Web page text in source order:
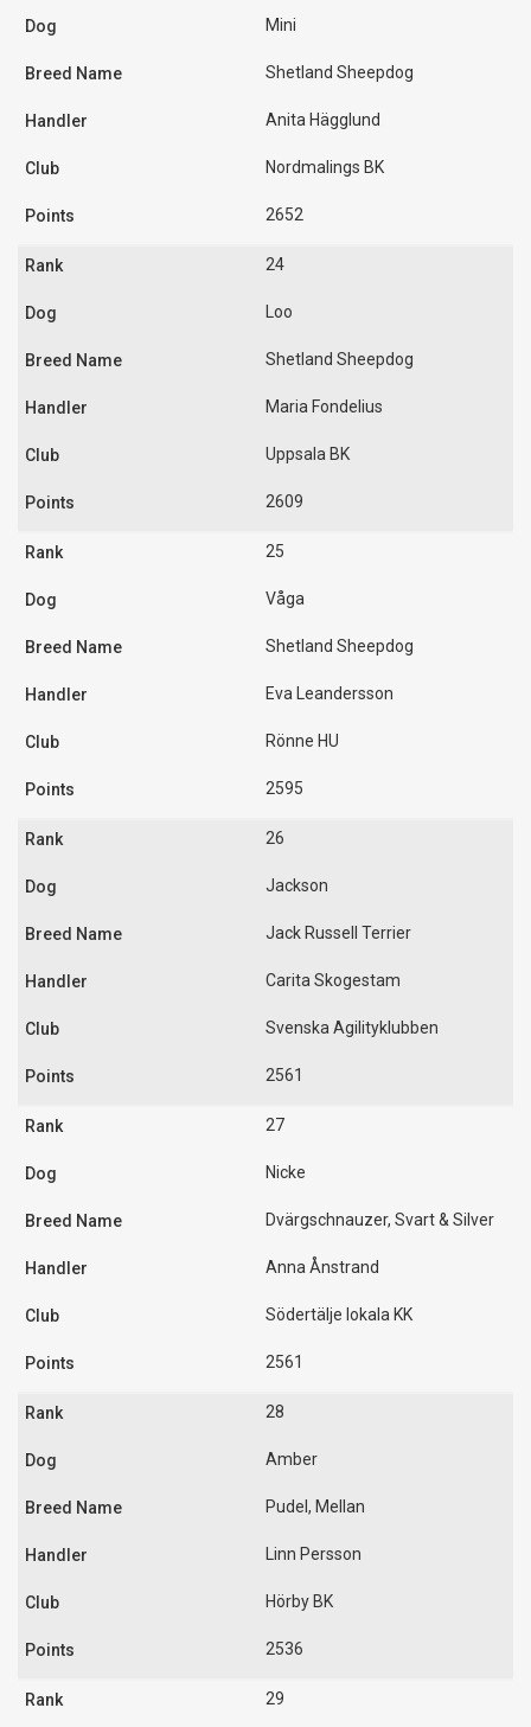
Mini
Shetland Sheepdog
Anita Hägglund
Nordmalings BK
2652
24
Loo
Shetland Sheepdog
Maria Fondelius
Uppsala BK
2609
25
Våga
Shetland Sheepdog
Eva Leandersson
Rönne HU
2595
26
Jackson
Jack Russell Terrier
Carita Skogestam
Svenska Agilityklubben
2561
27
Nicke
Dvärgschnauzer, Svart & Silver
Anna Ånstrand
Södertälje lokala KK
2561
28
Amber
Pudel, Mellan
Linn Persson
Hörby BK
2536
29